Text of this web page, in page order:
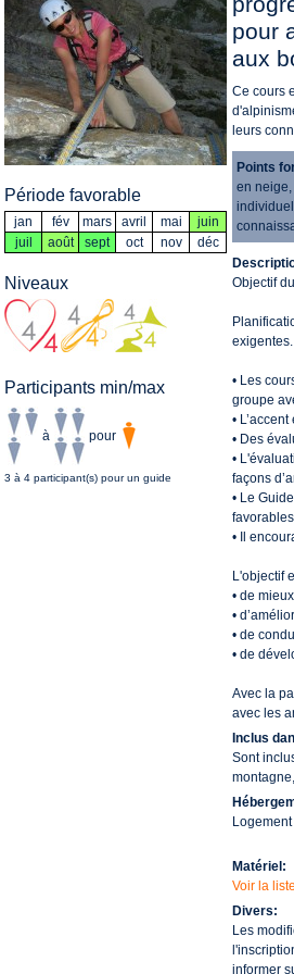
Période favorable
jan fév mars avril mai
juin
juil
août sept oct nov déc
Niveaux
Participants min/max
à pour
3 à 4 participant(s) pour un guide
pour
aux
Ce cours
leurs
Points
en
Objectif
exigentes.
• Les
groupe
•
• Des
•
façons
• Le
• Il
L'objectif
• de
•
• de
• de
Avec la
avec les
Inclus
Sont
Matériel:
Voir la
Divers:
Les
informer